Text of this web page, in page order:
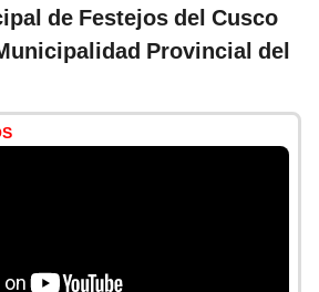
de Festejos del Cusco
Provincial del